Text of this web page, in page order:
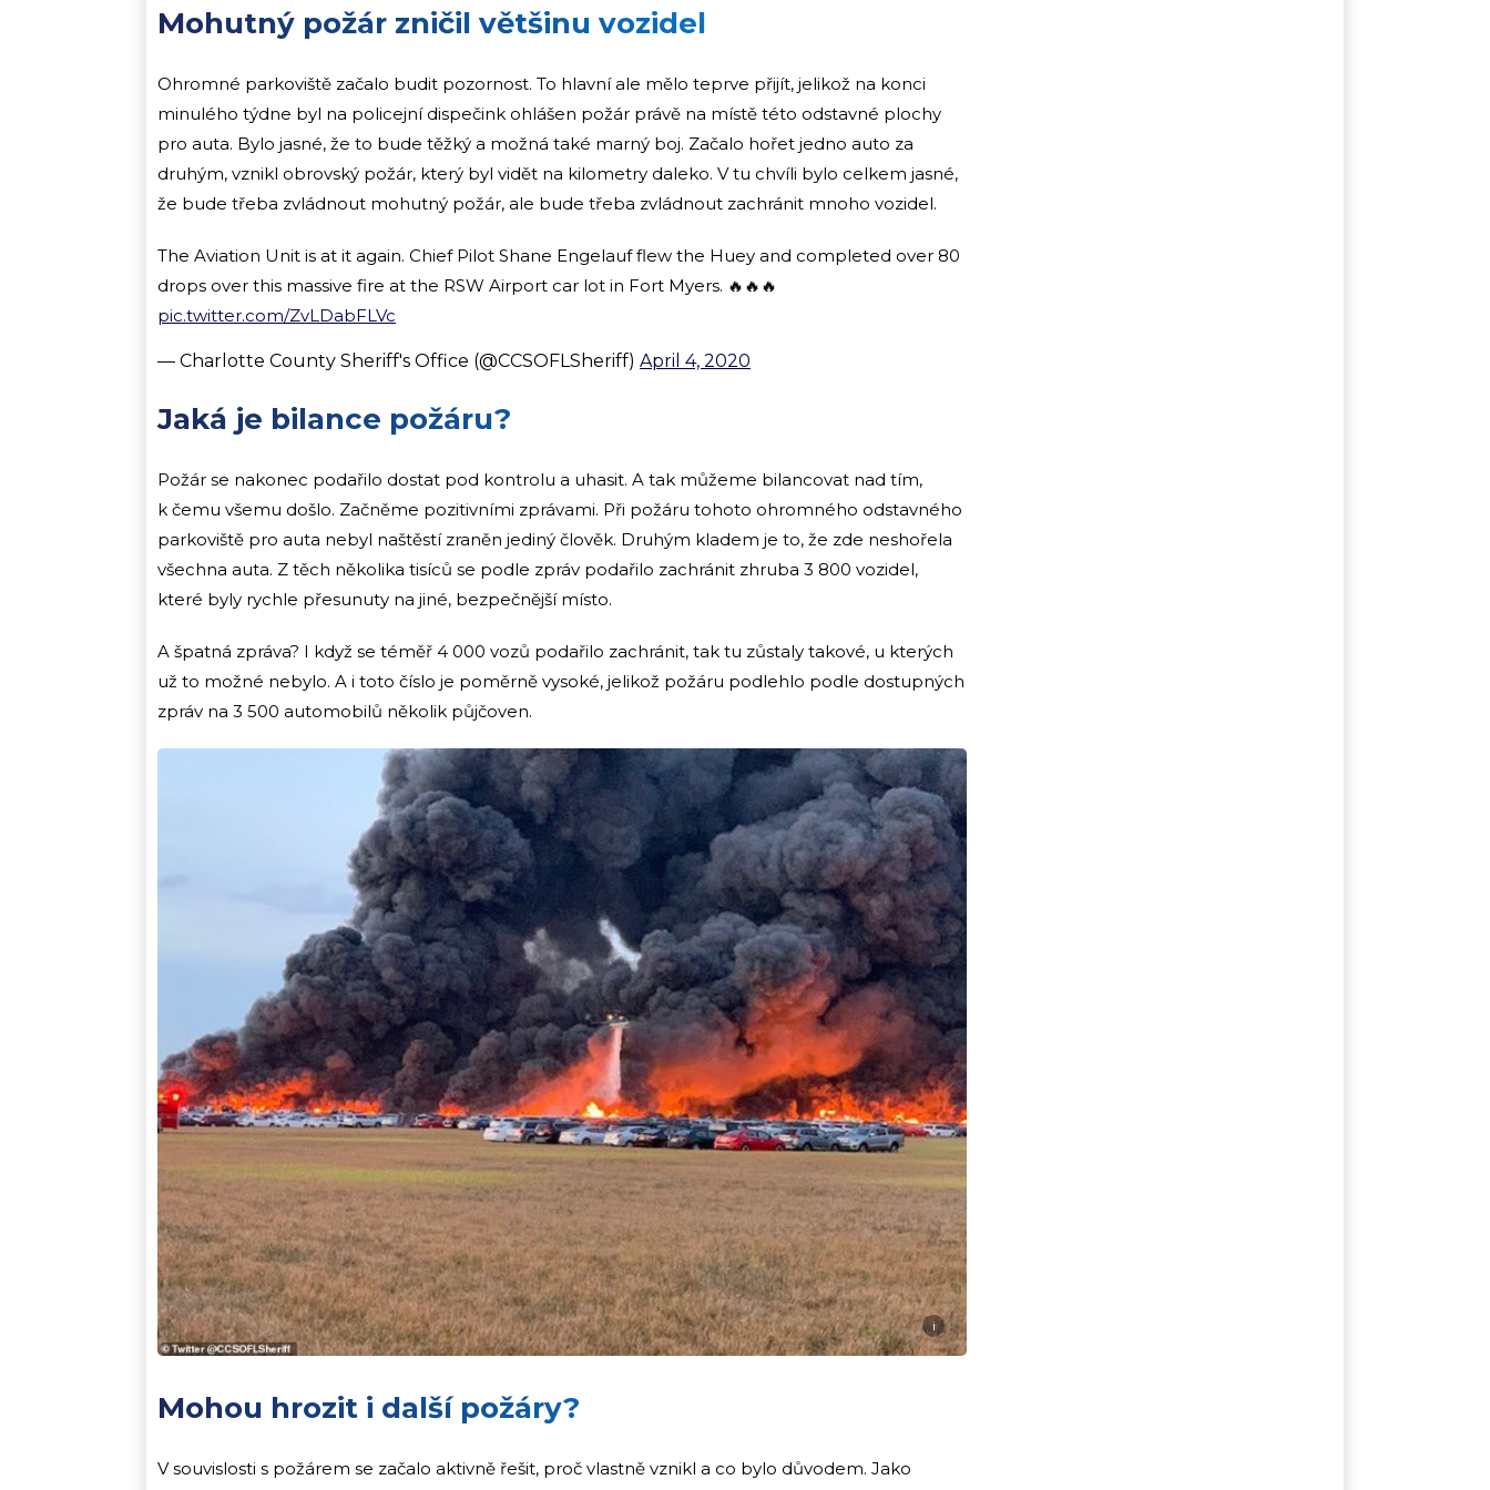
Mohutný požár zničil většinu vozidel
Ohromné parkoviště začalo budit pozornost. To hlavní ale mělo teprve přijít, jelikož na konci
minulého týdne byl na policejní dispečink ohlášen požár právě na místě této odstavné plochy
pro auta. Bylo jasné, že to bude těžký a možná také marný boj. Začalo hořet jedno auto za
druhým, vznikl obrovský požár, který byl vidět na kilometry daleko. V tu chvíli bylo celkem jasné,
že bude třeba zvládnout mohutný požár, ale bude třeba zvládnout zachránit mnoho vozidel.
The Aviation Unit is at it again. Chief Pilot Shane Engelauf flew the Huey and completed over 80
drops over this massive fire at the RSW Airport car lot in Fort Myers. 🔥🔥🔥
pic.twitter.com/ZvLDabFLVc
— Charlotte County Sheriff's Office (@CCSOFLSheriff) April 4, 2020
Jaká je bilance požáru?
Požár se nakonec podařilo dostat pod kontrolu a uhasit. A tak můžeme bilancovat nad tím,
k čemu všemu došlo. Začněme pozitivními zprávami. Při požáru tohoto ohromného odstavného
parkoviště pro auta nebyl naštěstí zraněn jediný člověk. Druhým kladem je to, že zde neshořela
všechna auta. Z těch několika tisíců se podle zpráv podařilo zachránit zhruba 3 800 vozidel,
které byly rychle přesunuty na jiné, bezpečnější místo.
A špatná zpráva? I když se téměř 4 000 vozů podařilo zachránit, tak tu zůstaly takové, u kterých
už to možné nebylo. A i toto číslo je poměrně vysoké, jelikož požáru podlehlo podle dostupných
zpráv na 3 500 automobilů několik půjčoven.
i
Mohou hrozit i další požáry?
V souvislosti s požárem se začalo aktivně řešit, proč vlastně vznikl a co bylo důvodem. Jako